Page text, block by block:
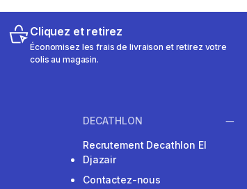
Cliquez et retirez
Économisez les frais de livraison et retirez votre
colis au magasin.
DECATHLON
Recrutement Decathlon El
Djazair
Contactez-nous